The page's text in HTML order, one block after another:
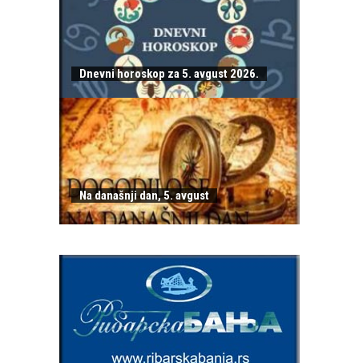
Dnevni horoskop za 5. avgust 2026.
Na današnji dan, 5. avgust